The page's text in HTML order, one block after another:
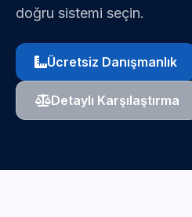
doğru sistemi seçin.
Ücretsiz Danışmanlık
Detaylı Karşılaştırma